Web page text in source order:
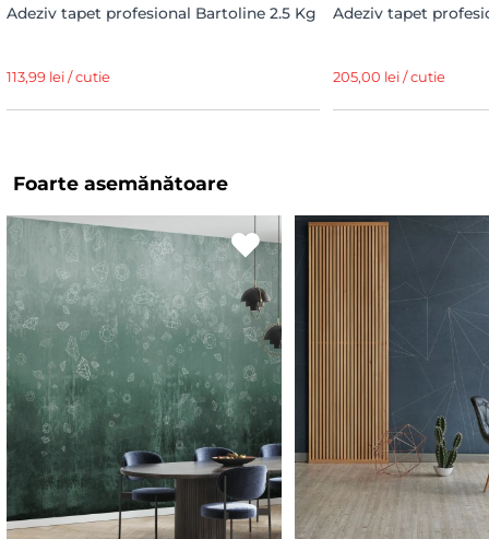
Adeziv tapet profesional Bartoline 2.5 Kg
113,99 lei / cutie
Adeziv tapet
205,00 lei / cutie
Foarte asemănătoare